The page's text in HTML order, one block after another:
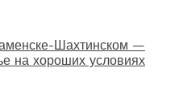
Шахтинском —
на хороших условиях